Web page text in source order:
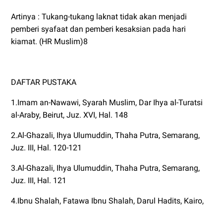
Artinya : Tukang-tukang laknat tidak akan menjadi
pemberi syafaat dan pemberi kesaksian pada hari
kiamat. (HR Muslim)8
DAFTAR PUSTAKA
1.Imam an-Nawawi, Syarah Muslim, Dar Ihya al-Turatsi
al-Araby, Beirut, Juz. XVI, Hal. 148
2.Al-Ghazali, Ihya Ulumuddin, Thaha Putra, Semarang,
Juz. III, Hal. 120-121
3.Al-Ghazali, Ihya Ulumuddin, Thaha Putra, Semarang,
Juz. III, Hal. 121
4.Ibnu Shalah, Fatawa Ibnu Shalah, Darul Hadits, Kairo,